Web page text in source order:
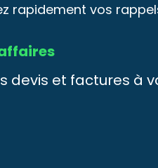
rapidement vos
devis et factures à